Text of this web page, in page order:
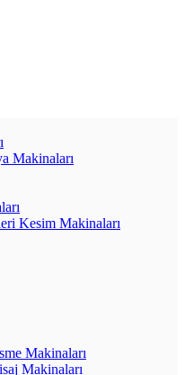
Makinaları
Kesim Makinaları
Makinaları
Makinaları